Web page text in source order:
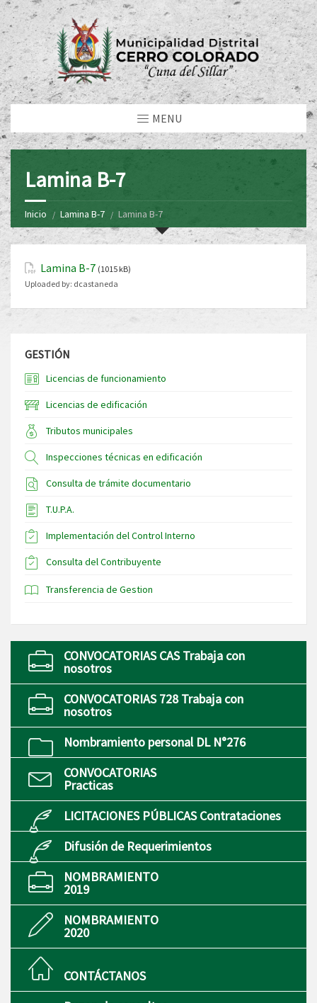
MENU
Lamina B-7
Inicio Lamina B-7 Lamina B-7
Lamina B-7 (1015 kB)
Uploaded by: dcastaneda
GESTIÓN
Licencias de funcionamiento
Licencias de edificación
Tributos municipales
Inspecciones técnicas en edificación
Consulta de trámite documentario
T.U.P.A.
Implementación del Control Interno
Consulta del Contribuyente
Transferencia de Gestion
CONVOCATORIAS CAS Trabaja con
nosotros
CONVOCATORIAS 728 Trabaja con
nosotros
Nombramiento personal DL N°276
CONVOCATORIAS
Practicas
LICITACIONES PÚBLICAS Contrataciones
Difusión de Requerimientos
NOMBRAMIENTO
2019
NOMBRAMIENTO
2020
CONTÁCTANOS